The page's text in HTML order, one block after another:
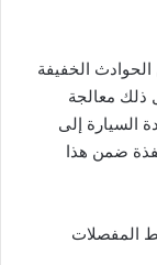
الحوادث الخفيفة
ذلك معالجة
السيارة إلى
ضمن هذا
المفصلات